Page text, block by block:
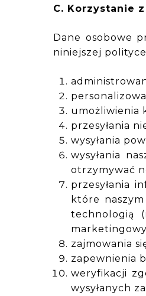
C. Korzystanie
Dane osobowe
niniejszej
umożliwienia
przesyłania
wysyłania
wysyłania
otrzymywać
przesyłania
które
technologią
zajmowania
zapewnienia
weryfikacji
wysyłanych